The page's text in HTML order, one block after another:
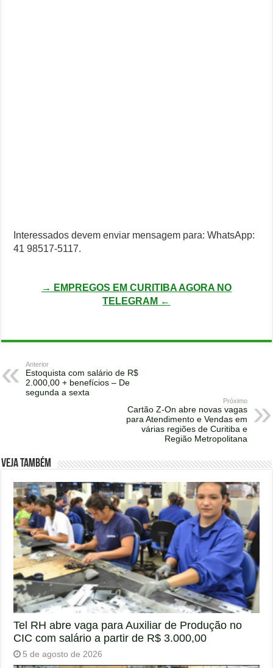
Interessados devem enviar mensagem para: WhatsApp:
41 98517-5117.
→ EMPREGOS EM CURITIBA AGORA NO
TELEGRAM ←
Anterior
Estoquista com salário de R$
2.000,00 + benefícios – De
segunda a sexta
Próximo
Cartão Z-On abre novas vagas
para Atendimento e Vendas em
várias regiões de Curitiba e
Região Metropolitana
Veja também
Tel RH abre vaga para Auxiliar de Produção no
CIC com salário a partir de R$ 3.000,00
5 de agosto de 2026